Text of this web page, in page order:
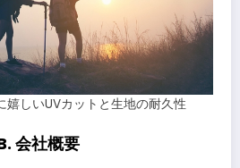
嬉しいUVカットと生地の耐久性
会社概要